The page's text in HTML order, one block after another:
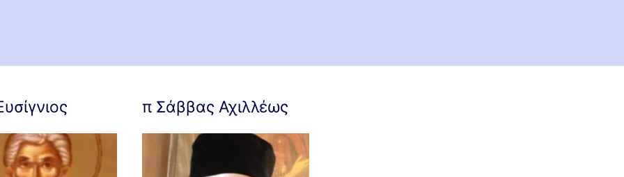
π Σάββας Αχιλλέως